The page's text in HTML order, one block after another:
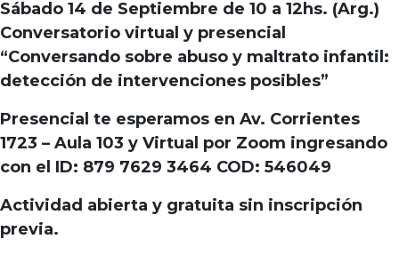
Sábado 14 de Septiembre de 10 a 12hs. (Arg.)
Conversatorio virtual y presencial
“Conversando sobre abuso y maltrato infantil:
detección de intervenciones posibles”
Presencial te esperamos en Av. Corrientes
1723 – Aula 103 y Virtual por Zoom ingresando
con el ID: 879 7629 3464 COD: 546049
Actividad abierta y gratuita sin inscripción
previa.